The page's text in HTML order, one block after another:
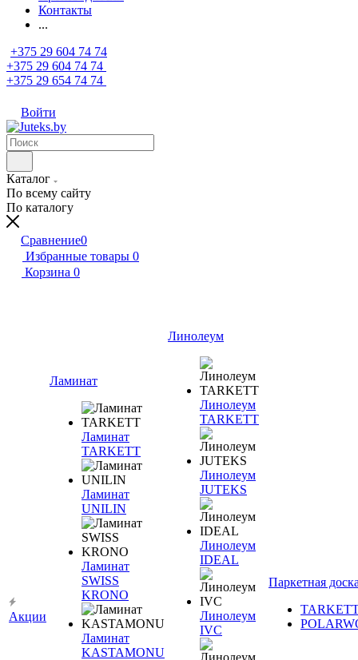
Контакты
...
+375 29 604 74 74
+375 29 604 74 74
+375 29 654 74 74
Войти
Каталог
По всему сайту
По каталогу
Сравнение0
Избранные товары 0
Корзина 0
Акции
Ламинат
Ламинат
TARKETT
Ламинат
UNILIN
Ламинат
SWISS
KRONO
Ламинат
KASTAMONU
Линолеум
Линолеум
TARKETT
Линолеум
JUTEKS
Линолеум
IDEAL
Линолеум
IVC
Паркетная